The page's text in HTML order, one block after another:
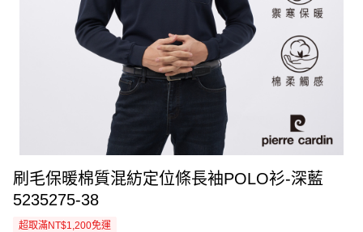
刷毛保暖棉質混紡定位條長袖POLO衫-深藍
5235275-38
超取滿NT$1,200免運